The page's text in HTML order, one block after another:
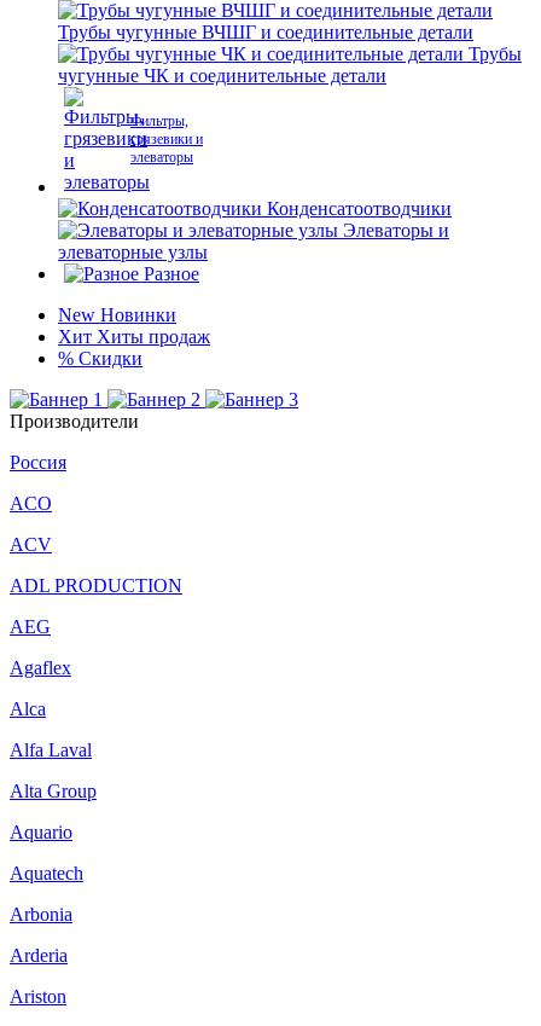
Трубы чугунные ВЧШГ и соединительные детали
Трубы
чугунные ЧК и соединительные детали
Фильтры,
грязевики и
элеваторы
Конденсатоотводчики
Элеваторы и
элеваторные узлы
Разное
New Новинки
Хит Хиты продаж
% Скидки
Производители
Россия
ACO
ACV
ADL PRODUCTION
AEG
Agaflex
Alca
Alfa Laval
Alta Group
Aquario
Aquatech
Arbonia
Arderia
Ariston